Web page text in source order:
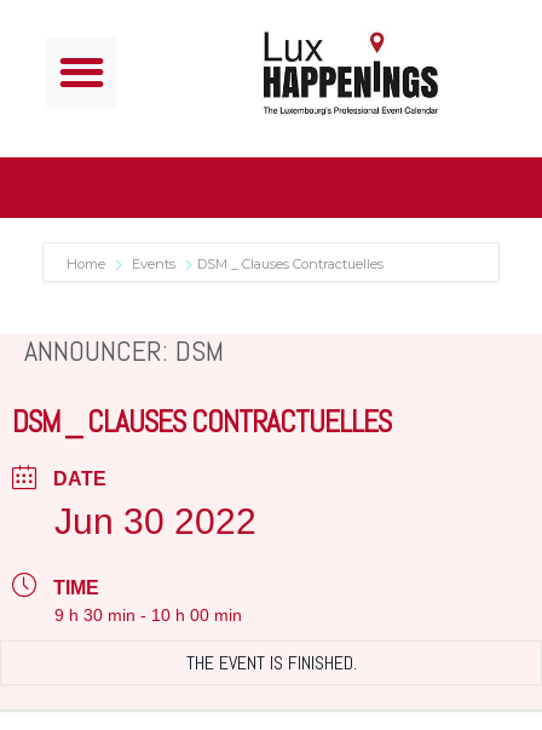
Home Events DSM _ Clauses Contractuelles
ANNOUNCER: DSM
DSM _ CLAUSES CONTRACTUELLES
DATE
Jun 30 2022
TIME
9 h 30 min - 10 h 00 min
THE EVENT IS FINISHED.